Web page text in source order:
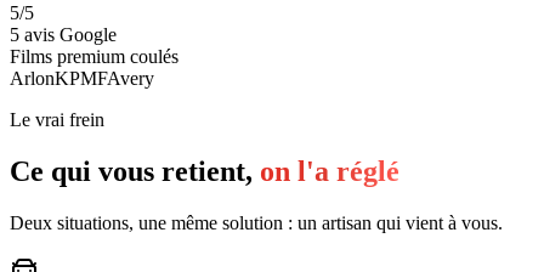
5/5
5 avis Google
Films premium coulés
ArlonKPMFAvery
Le vrai frein
Ce qui vous retient, on l'a réglé
Deux situations, une même solution : un artisan qui vient à vous.